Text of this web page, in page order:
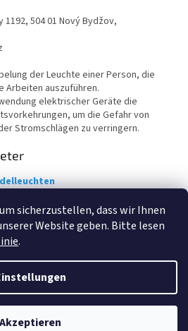
sicherzustellen, dass wir Ihnen
Website geben. Bitte lesen
.
Akzeptieren
1192, 504 01 Nový Bydžov,
der Leuchte einer Person, die
auszuführen.
elektrischer Geräte die
um die Gefahr von
Stromschlägen zu verringern.
und Kronleuchter. Alle Rechte
vorbehalten.